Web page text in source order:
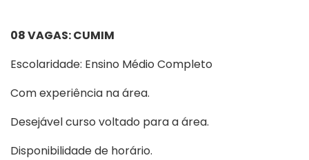
08 VAGAS: CUMIM
Escolaridade: Ensino Médio Completo
Com experiência na área.
Desejável curso voltado para a área.
Disponibilidade de horário.